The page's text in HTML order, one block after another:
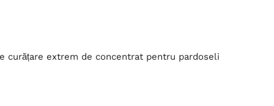
curățare extrem de concentrat pentru pardoseli